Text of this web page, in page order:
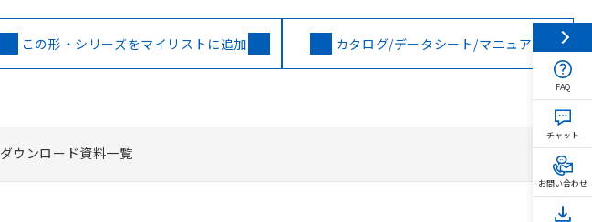
この形・シリーズをマイリストに追加 カタログ/データシート/マニュアル
ダウンロード資料一覧
FAQ
チャット
お問い合わせ